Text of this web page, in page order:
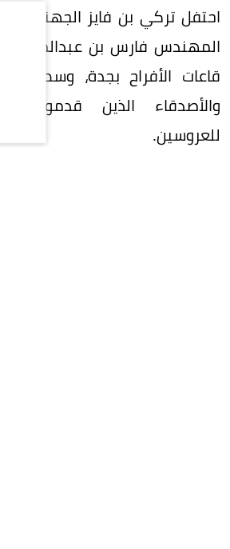
احتفل تركي بن فايز الجهني
المهندس فارس بن عبدالمنعم
قاعات الأفراح بجدة، وسط
والأصدقاء الذين قدموا
للعروسين.